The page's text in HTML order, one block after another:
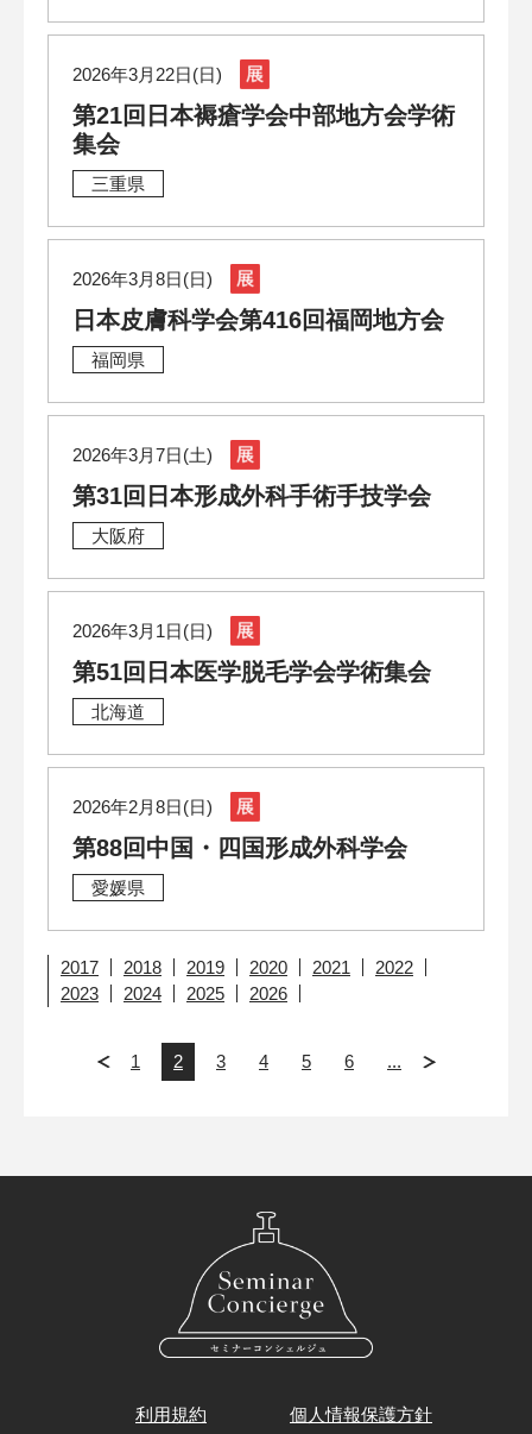
2026年3月22日(日)
第21回日本褥瘡学会中部地方会学術
集会
三重県
2026年3月8日(日)
日本皮膚科学会第416回福岡地方会
福岡県
2026年3月7日(土)
第31回日本形成外科手術手技学会
大阪府
2026年3月1日(日)
第51回日本医学脱毛学会学術集会
北海道
2026年2月8日(日)
第88回中国・四国形成外科学会
愛媛県
2017 2018 2019 2020 2021
2022
2023
2024 2025 2026
1 2 3 4 5 6 ...
利用規約 個人情報保護方針